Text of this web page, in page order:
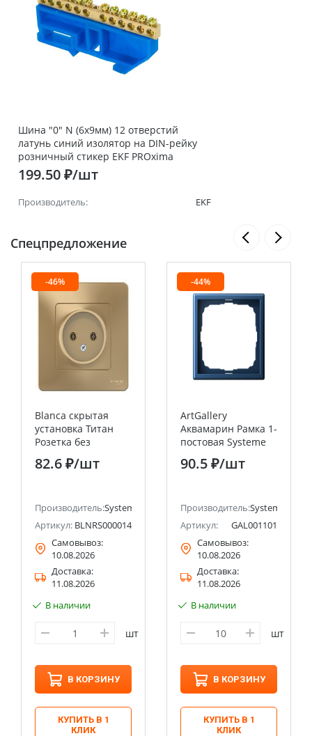
Шина "0" N (6х9мм) 12 отверстий
латунь синий изолятор на DIN-рейку
розничный стикер EKF PROxima
199.50 ₽/шт
Производитель: EKF
Спецпредложение
(ранее Schneider Electric)
-46%
Blanca скрытая
установка Титан
Розетка без
заземления 16А
Systeme Electric
82.6 ₽/шт
Производитель:Systeme Electric (ранее Schneider Electric)
Артикул: BLNRS000014
Самовывоз:
10.08.2026
Доставка:
11.08.2026
В наличии
шт
В КОРЗИНУ
КУПИТЬ В 1
КЛИК
-44%
ArtGallery
Аквамарин Рамка 1-
постовая Systeme
Electric (Schneider
Electric)
90.5 ₽/шт
Производитель:Systeme
Артикул:
GAL001101
Самовывоз:
10.08.2026
Доставка:
11.08.2026
В наличии
шт
В КОРЗИНУ
КУПИТЬ В 1
КЛИК